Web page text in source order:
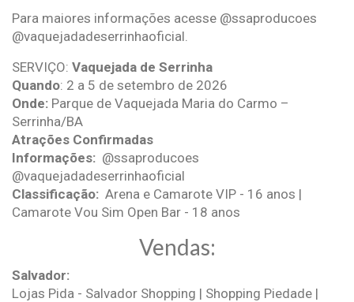
Para maiores informações acesse @ssaproducoes
@vaquejadadeserrinhaoficial.
SERVIÇO: Vaquejada de Serrinha
Quando: 2 a 5 de setembro de 2026
Onde: Parque de Vaquejada Maria do Carmo –
Serrinha/BA
Atrações Confirmadas
Informações: @ssaproducoes
@vaquejadadeserrinhaoficial
Classificação: Arena e Camarote VIP - 16 anos |
Camarote Vou Sim Open Bar - 18 anos
Vendas:
Salvador:
Lojas Pida - Salvador Shopping | Shopping Piedade |